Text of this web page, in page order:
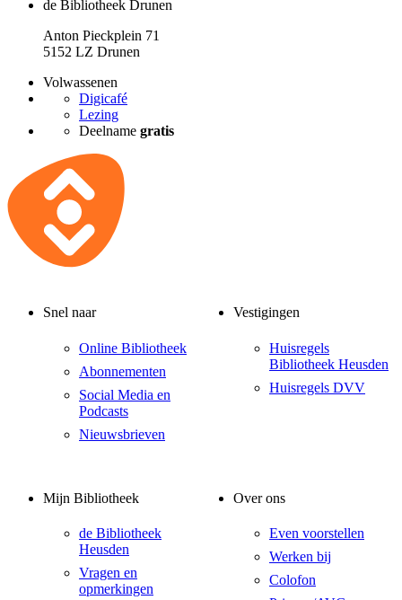
de Bibliotheek Drunen
Anton Pieckplein 71
5152 LZ Drunen
Volwassenen
Digicafé
Lezing
Deelname gratis
Snel naar
Online Bibliotheek
Abonnementen
Social Media en
Podcasts
Nieuwsbrieven
Vestigingen
Huisregels
Bibliotheek Heusden
Huisregels DVV
Mijn Bibliotheek
de Bibliotheek
Heusden
Vragen en
opmerkingen
Over ons
Even voorstellen
Werken bij
Colofon